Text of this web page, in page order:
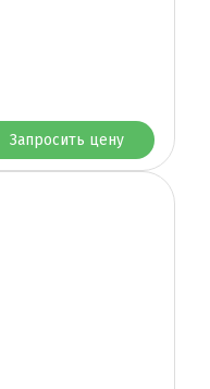
Запросить цену